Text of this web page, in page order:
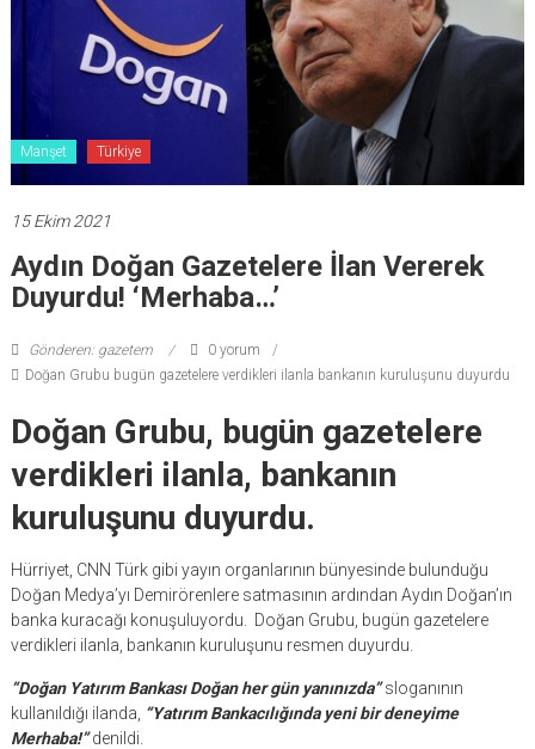
Manşet Türkiye
15 Ekim 2021
Aydın Doğan Gazetelere İlan Vererek
Duyurdu! ‘Merhaba…’
Gönderen: gazetem
0 yorum
Doğan Grubu bugün gazetelere verdikleri ilanla bankanın kuruluşunu duyurdu
Doğan Grubu, bugün gazetelere
verdikleri ilanla, bankanın
kuruluşunu duyurdu.
Hürriyet, CNN Türk gibi yayın organlarının bünyesinde bulunduğu
Doğan Medya’yı Demirörenlere satmasının ardından Aydın Doğan’ın
banka kuracağı konuşuluyordu. Doğan Grubu, bugün gazetelere
verdikleri ilanla, bankanın kuruluşunu resmen duyurdu.
“Doğan Yatırım Bankası Doğan her gün yanınızda”sloganının
kullanıldığı ilanda, “Yatırım Bankacılığında yeni bir deneyime
Merhaba!”denildi.